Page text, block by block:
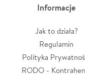
Informacje
Jak to działa?
Regulamin
Polityka
RODO -